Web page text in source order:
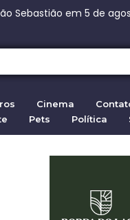
de Moraes contra
vagas na fábrica de
270 vagas na fábrica de
entram da Marrocos
Cinema
Pets Política